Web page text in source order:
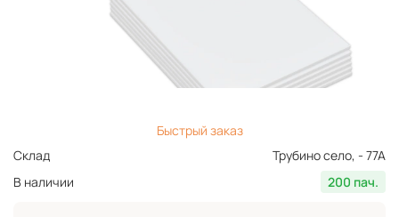
Быстрый заказ
Склад
Трубино село, - 77А
В наличии
200 пач.